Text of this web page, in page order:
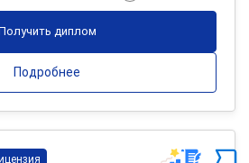
диплом
Подробнее